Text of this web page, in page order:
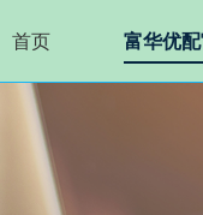
首页 富华优